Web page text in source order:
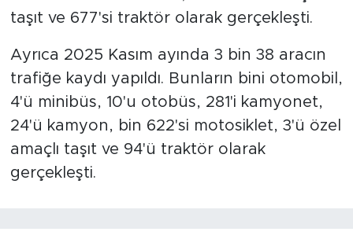
taşıt ve 677'si traktör olarak gerçekleşti.
Ayrıca 2025 Kasım ayında 3 bin 38 aracın
trafiğe kaydı yapıldı. Bunların bini otomobil,
4'ü minibüs, 10'u otobüs, 281'i kamyonet,
24'ü kamyon, bin 622'si motosiklet, 3'ü özel
amaçlı taşıt ve 94'ü traktör olarak
gerçekleşti.